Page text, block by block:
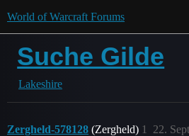
World of Warcraft Forums
Suche Gilde
Lakeshire
Zergheld-578128 (Zergheld) 22.
1